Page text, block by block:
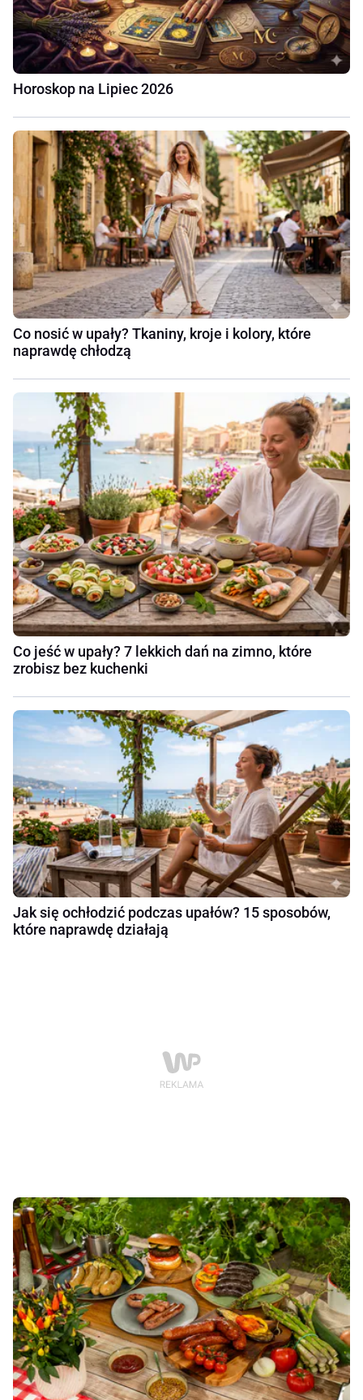
Horoskop na Lipiec 2026
Co nosić w upały? Tkaniny, kroje i kolory, które
naprawdę chłodzą
Co jeść w upały? 7 lekkich dań na zimno, które
zrobisz bez kuchenki
Jak się ochłodzić podczas upałów? 15 sposobów,
które naprawdę działają